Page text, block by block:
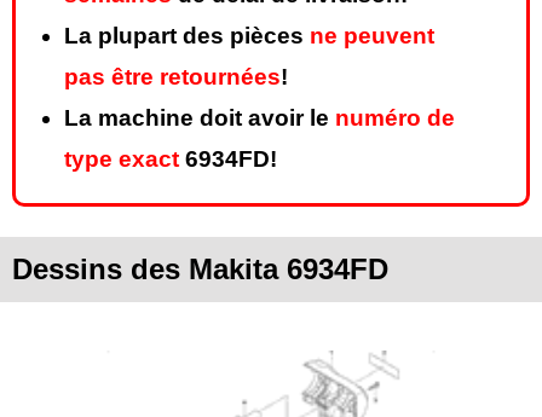
La plupart des pièces ne peuvent
pas être retournées!
La machine doit avoir le numéro de
type exact 6934FD!
Dessins des Makita 6934FD